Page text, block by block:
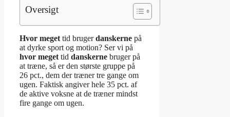
Oversigt
Hvor meget tid brugerdanskerne på
at dyrke sport og motion? Ser vi på
hvor meget tid danskerne bruger på
at træne, så er den største gruppe på
26 pct., dem der træner tre gange om
ugen. Faktisk angiver hele 35 pct. af
de aktive voksne at de træner mindst
fire gange om ugen.